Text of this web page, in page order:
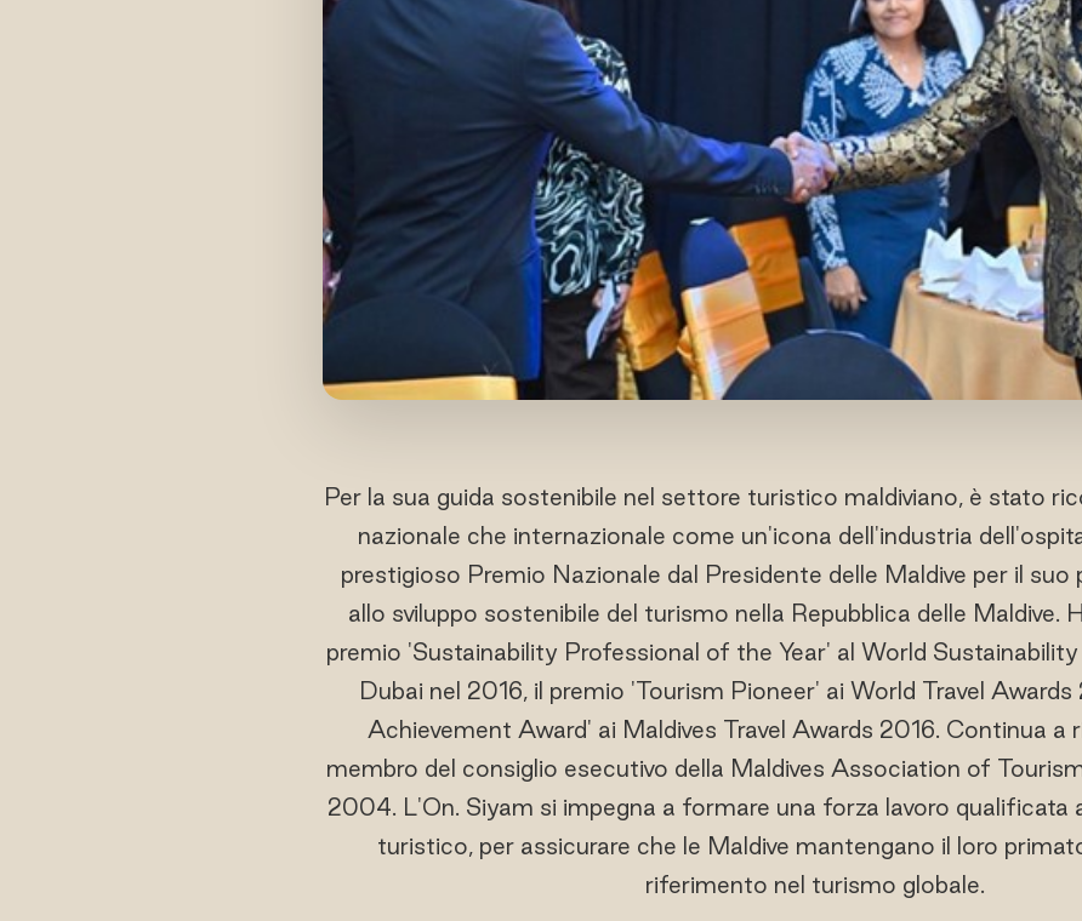
Per la sua guida sostenibile nel settore turistico maldiviano, è stato
nazionale che internazionale come un'icona dell'industria
prestigioso Premio Nazionale dal Presidente delle Maldive per il
allo sviluppo sostenibile del turismo nella Repubblica delle Maldive.
premio 'Sustainability Professional of the Year' al World
Dubai nel 2016, il premio 'Tourism Pioneer' ai World Travel
Achievement Award' ai Maldives Travel Awards 2016. Continua a
membro del consiglio esecutivo della Maldives Association of
2004. L'On. Siyam si impegna a formare una forza lavoro qualificata
turistico, per assicurare che le Maldive mantengano il loro
riferimento nel turismo globale.